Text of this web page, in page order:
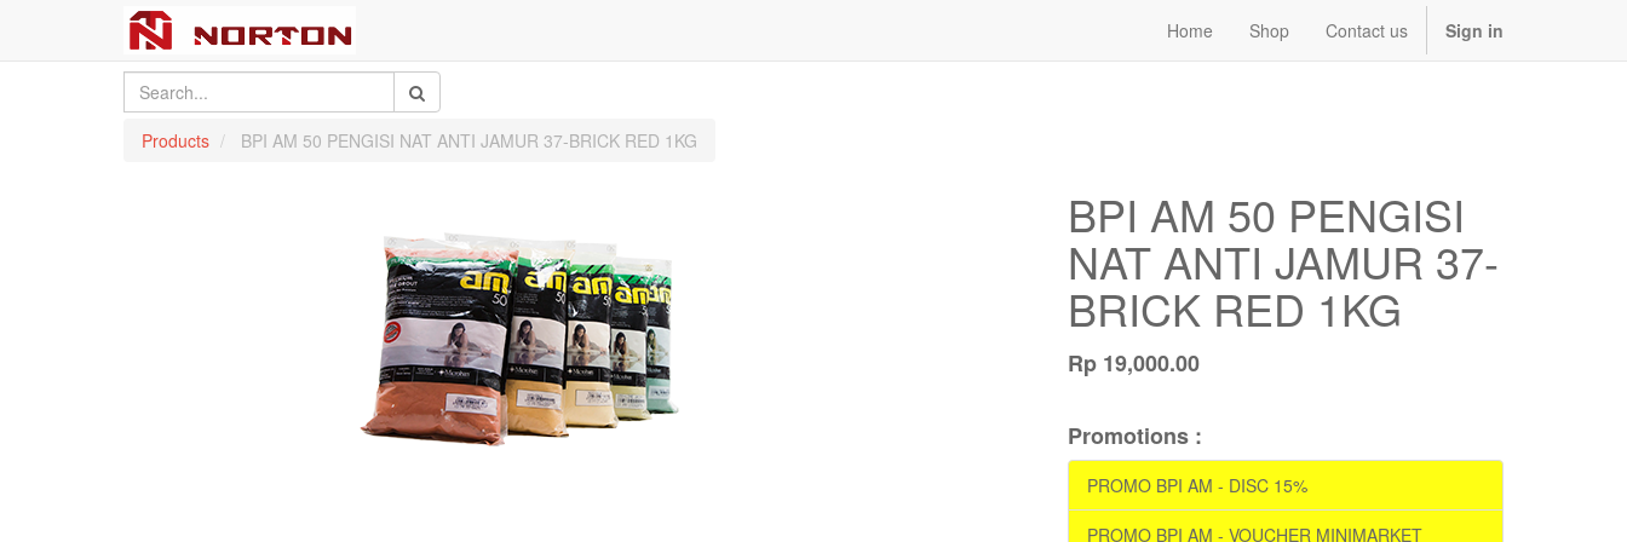
Home Shop Contact us Sign in
Products BPI AM 50 PENGISI NAT ANTI JAMUR 37-BRICK RED 1KG
BPI AM 50 PENGISI
NAT ANTI JAMUR 37-
BRICK RED 1KG
Rp 19,000.00
Promotions :
PROMO BPI AM - DISC 15%
PROMO BPI AM - VOUCHER MINIMARKET